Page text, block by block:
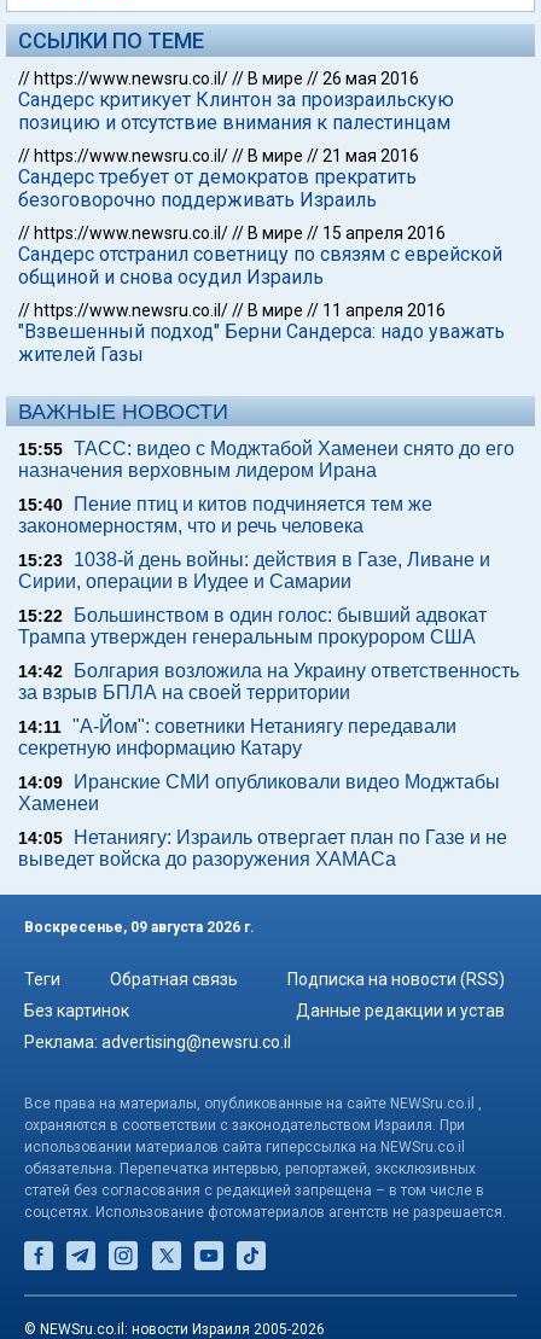
ССЫЛКИ ПО ТЕМЕ
// https://www.newsru.co.il/// В мире //26 мая 2016
Сандерс критикует Клинтон за произраильскую
позицию и отсутствие внимания к палестинцам
// https://www.newsru.co.il/// В мире //21 мая 2016
Сандерс требует от демократов прекратить
безоговорочно поддерживать Израиль
// https://www.newsru.co.il/// В мире // 15 апреля 2016
Сандерс отстранил советницу по связям с еврейской
общиной и снова осудил Израиль
// https://www.newsru.co.il/// В мире // 11 апреля 2016
"Взвешенный подход" Берни Сандерса: надо уважать
жителей Газы
ВАЖНЫЕ НОВОСТИ
15:55 ТАСС: видео с Моджтабой Хаменеи снято до его
назначения верховным лидером Ирана
15:40
Пение птиц и китов подчиняется тем же
закономерностям, что и речь человека
15:23
1038-й день войны: действия в Газе, Ливане и
Сирии, операции в Иудее и Самарии
15:22
Большинством в один голос: бывший адвокат
Трампа утвержден генеральным прокурором США
14:42
Болгария возложила на Украину ответственность
за взрыв БПЛА на своей территории
14:11 "А-Йом": советники Нетаниягу передавали
секретную информацию Катару
14:09
Иранские СМИ опубликовали видео Моджтабы
Хаменеи
14:05
Нетаниягу: Израиль отвергает план по Газе и не
выведет войска до разоружения ХАМАСа
Воскресенье, 09 августа 2026 г.
Теги Обратная связь
Подписка на новости (RSS)
Без картинок
Данные редакции и устав
Реклама: advertising@newsru.co.il
Все права на материалы, опубликованные на сайте NEWSru.co.il ,
охраняются в соответствии с законодательством Израиля. При
использовании материалов сайта гиперссылка на NEWSru.co.il
обязательна. Перепечатка интервью, репортажей, эксклюзивных
статей без согласования с редакцией запрещена – в том числе в
соцсетях. Использование фотоматериалов агентств не разрешается.
© NEWSru.co.il: новости Израиля 2005-2026